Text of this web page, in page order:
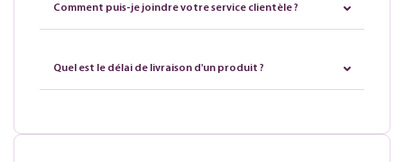
Comment puis-je joindre votre service clientèle ?
Quel est le délai de livraison d'un produit ?